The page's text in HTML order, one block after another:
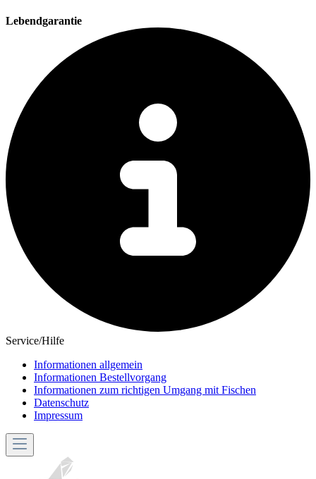
Lebendgarantie
Service/Hilfe
Informationen allgemein
Informationen Bestellvorgang
Informationen zum richtigen Umgang mit Fischen
Datenschutz
Impressum